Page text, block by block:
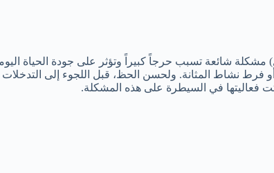
شائعة تسبب حرجاً كبيراً وتؤثر على جودة الحياة
نشاط المثانة. ولحسن الحظ، قبل اللجوء إلى التدخلات
فعاليتها في السيطرة على هذه المشكلة.